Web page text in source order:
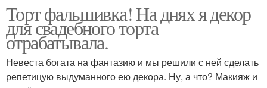
Торт фальшивка! На днях я декор
для свадебного торта
отрабатывала.
Невеста богата на фантазию и мы решили с ней сделать
репетицую выдуманного ею декора. Ну, а что? Макияж и